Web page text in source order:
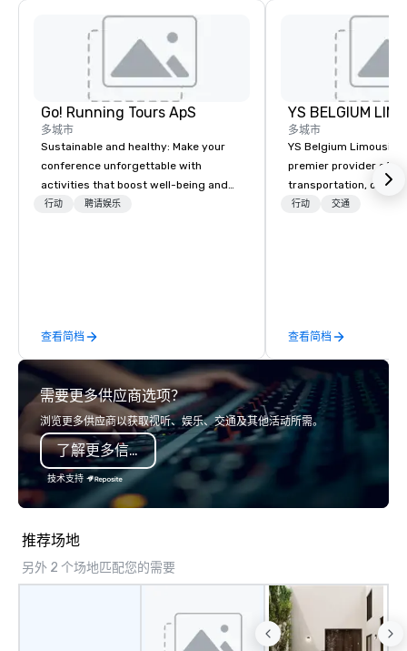
Go! Running Tours ApS
多城市
Sustainable and healthy: Make your
conference unforgettable with
activities that boost well-being and
lower carbon footprints. Explore the
行动 聘请娱乐
查看简档
多城市
YS Belgium
premier provider of
transportation,
blend of elegance,
team of highly skilled
ensure that every
smooth and luxurious
行动 交通
查看简档
需要更多供应商选项？
浏览更多供应商以获取视听、娱乐、交通及其他活动所需。
了解更多信息
技术支持
推荐场地
另外 2 个场地匹配您的需要